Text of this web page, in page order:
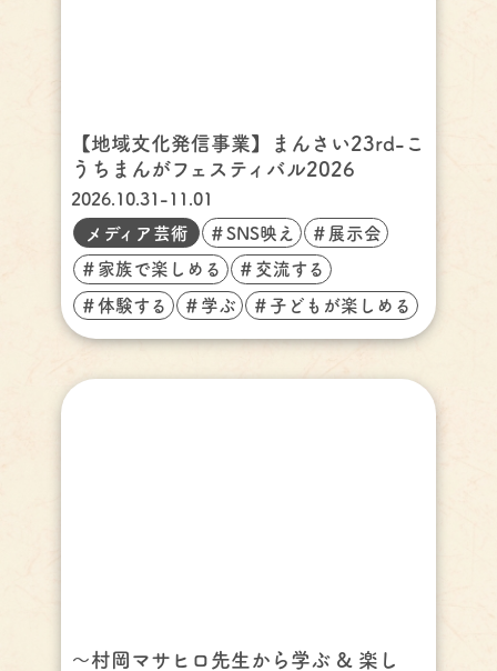
【地域文化発信事業】まんさい23rd-こ
うちまんがフェスティバル2026
2026.10.31-11.01
メディア芸術
＃SNS映え ＃展示会
＃家族で楽しめる ＃交流する
＃体験する ＃学ぶ ＃子どもが楽しめる
〜村岡マサヒロ先生から学ぶ & 楽し